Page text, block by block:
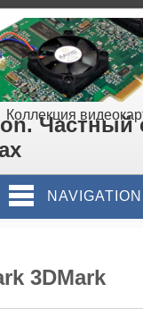
Коллекция
Частный
NAVIGATION
3DMark